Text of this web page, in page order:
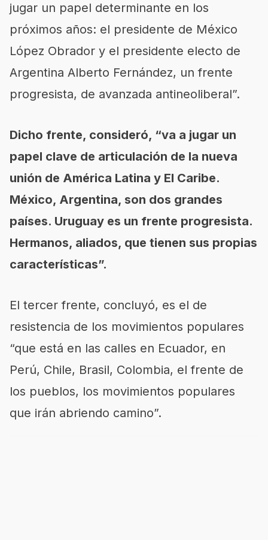
jugar un papel determinante en los
próximos años: el presidente de México
López Obrador y el presidente electo de
Argentina Alberto Fernández, un frente
progresista, de avanzada antineoliberal”.
Dicho frente, consideró, “va a jugar un
papel clave de articulación de la nueva
unión de América Latina y El Caribe.
México, Argentina, son dos grandes
países. Uruguay es un frente progresista.
Hermanos, aliados, que tienen sus propias
características”.
El tercer frente, concluyó, es el de
resistencia de los movimientos populares
“que está en las calles en Ecuador, en
Perú, Chile, Brasil, Colombia, el frente de
los pueblos, los movimientos populares
que irán abriendo camino”.